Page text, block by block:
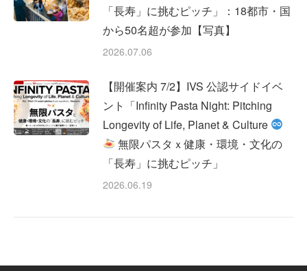
「長寿」に挑むピッチ」：18都市・国
から50名超が参加【写真】
2026.07.06
【開催案内 7/2】IVS 公認サイドイベ
ント「Infinity Pasta Night: Pitching
Longevity of Life, Planet & Culture
無限パスタｘ健康・環境・文化の
「長寿」に挑むピッチ」
2026.06.19